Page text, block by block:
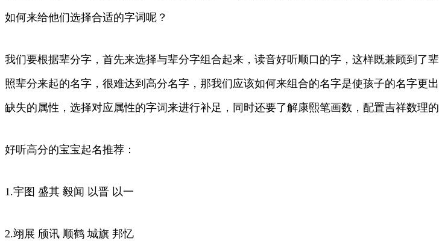
如何来给他们选择合适的字词呢？
我们要根据辈分字，首先来选择与辈分字组合起来，读音好听顺口的字，这样既兼顾到
照辈分来起的名字，很难达到高分名字，那我们应该如何来组合的名字是使孩子的名字
缺失的属性，选择对应属性的字词来进行补足，同时还要了解康熙笔画数，配置吉祥数理
好听高分的宝宝起名推荐：
1.宇图 盛其 毅闻 以晋 以一
2.翊展 颀讯 顺鹤 城旗 邦忆